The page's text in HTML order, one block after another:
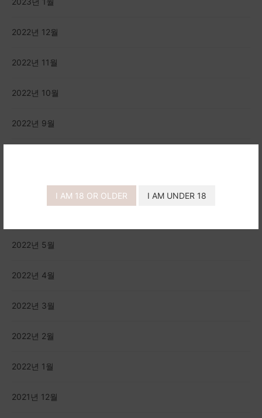
I AM 18 OR OLDER I AM UNDER 18
2022년 12월
2022년 11월
2022년 10월
2022년 9월
2022년 7월
2022년 5월
2022년 4월
2022년 3월
2022년 2월
2022년 1월
2021년 12월